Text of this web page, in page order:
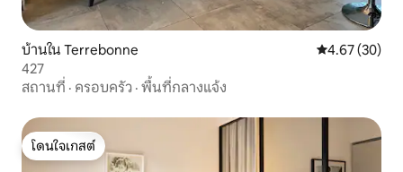
บ้านใน Terrebonne คะแนนเฉลี่ย
4.67 (30)
427
สถานที่ · ครอบครัว · พื้นที่กลางแจ้ง
โดนใจเกสต์
โดนใจเกสต์